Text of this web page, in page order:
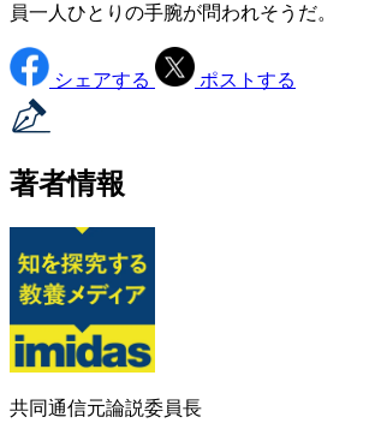
員一人ひとりの手腕が問われそうだ。
シェアする ポストする
著者情報
共同通信元論説委員長